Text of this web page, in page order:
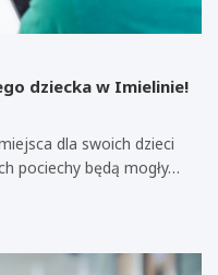
dziecka w Imielinie!
dla swoich dzieci
pociechy będą mogły…